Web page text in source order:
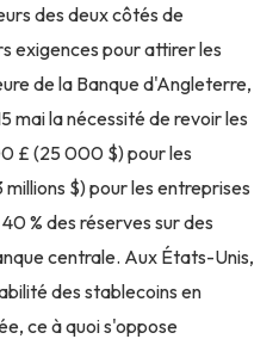
des deux côtés de
exigences pour attirer les
de la Banque d'Angleterre,
mai la nécessité de revoir les
£ (25 000 $) pour les
$) pour les entreprises
% des réserves sur des
centrale. Aux États-Unis,
des stablecoins en
ce à quoi s'oppose